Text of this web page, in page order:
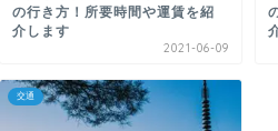
の行き方！所要時間や運賃を紹
介します
2021-06-09
交通